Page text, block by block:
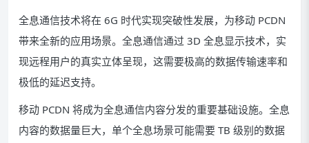
全息通信技术将在 6G 时代实现突破性发展，为移动 PCDN
带来全新的应用场景。全息通信通过 3D 全息显示技术，实
现远程用户的真实立体呈现，这需要极高的数据传输速率和
极低的延迟支持。
移动 PCDN 将成为全息通信内容分发的重要基础设施。全息
内容的数据量巨大，单个全息场景可能需要 TB 级别的数据